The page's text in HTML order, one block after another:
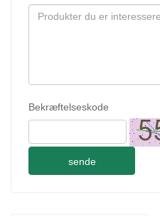
Bekræftelseskode
sende